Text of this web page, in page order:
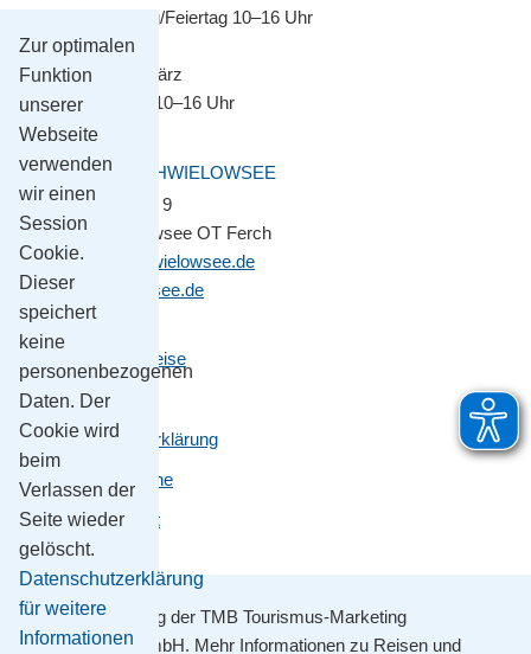
Zur optimalen
Funktion
unserer
Webseite
verwenden
wir einen
Session
Cookie.
Dieser
speichert
keine
personenbezogenen
Daten. Der
Cookie wird
beim
Verlassen der
Seite wieder
gelöscht.
Datenschutzerklärung
für weitere
Informationen
Montag–Sonntag/Feiertag 10–16 Uhr
November bis März
Montag–Freitag 10–16 Uhr
GEMEINDE SCHWIELOWSEE
Potsdamer Platz 9
14548 Schwielowsee OT Ferch
gemeinde@schwielowsee.de
www.schwielowsee.de
Kontakt & Anreise
Impressum
Datenschutzerklärung
Leichte Sprache
Barrierefreiheit
Mit Unterstützung der TMB Tourismus-Marketing
Brandenburg GmbH. Mehr Informationen zu Reisen und